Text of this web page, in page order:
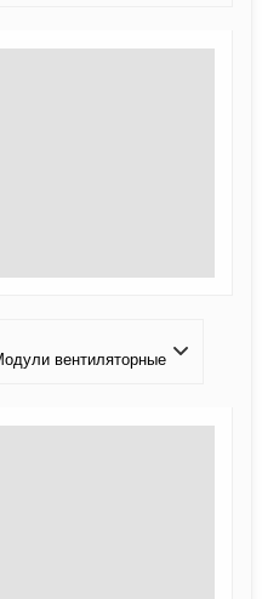
вентиляторные